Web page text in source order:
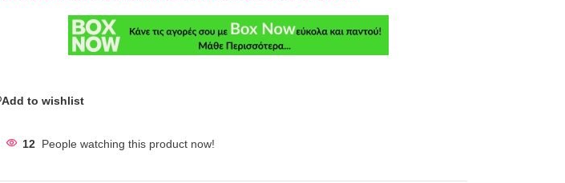
Add to wishlist
12 People watching this product now!